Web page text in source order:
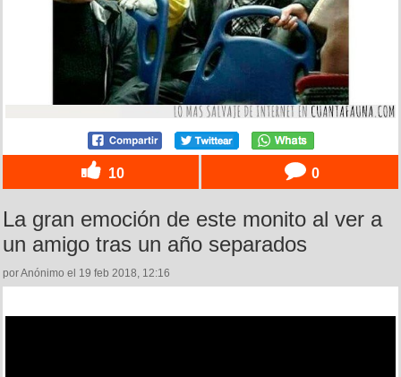
10 0
La gran emoción de este monito al ver a
un amigo tras un año separados
por Anónimo el 19 feb 2018, 12:16